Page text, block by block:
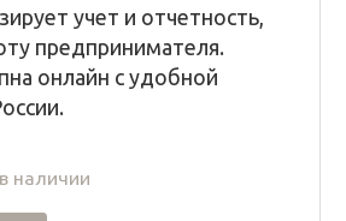
учет и отчетность,
предпринимателя.
онлайн с удобной
наличии